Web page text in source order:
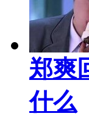
郑爽
什么